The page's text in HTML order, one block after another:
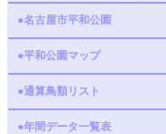
●名古屋市平和公園
●平和公園マップ
●通算鳥類リスト
●年間データ一覧表